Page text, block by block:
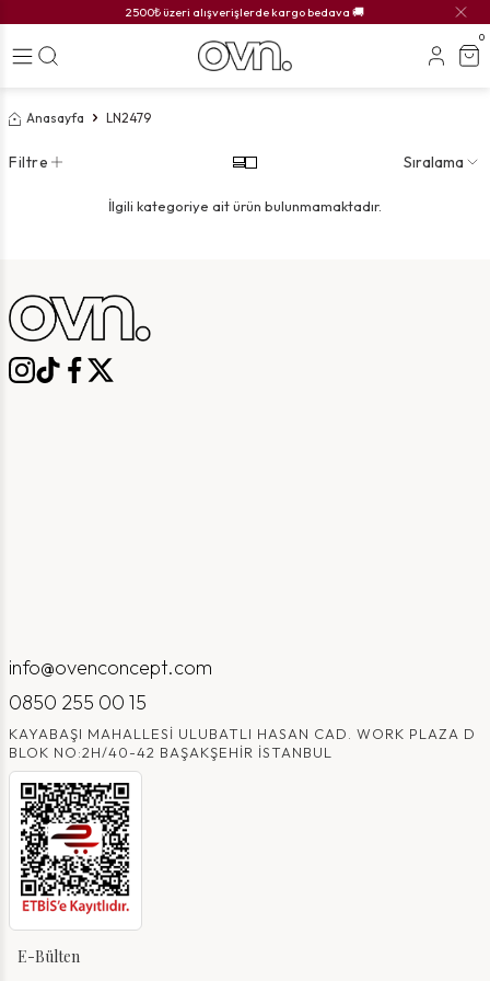
2500₺ üzeri alışverişlerde kargo bedava 🚚
0
Anasayfa LN2479
Filtre Sıralama
İlgili kategoriye ait ürün bulunmamaktadır.
info@ovenconcept.com
0850 255 00 15
KAYABAŞI MAHALLESI ULUBATLI HASAN CAD. WORK PLAZA D
BLOK NO:2H/40-42 BAŞAKŞEHIR İSTANBUL
E-Bülten